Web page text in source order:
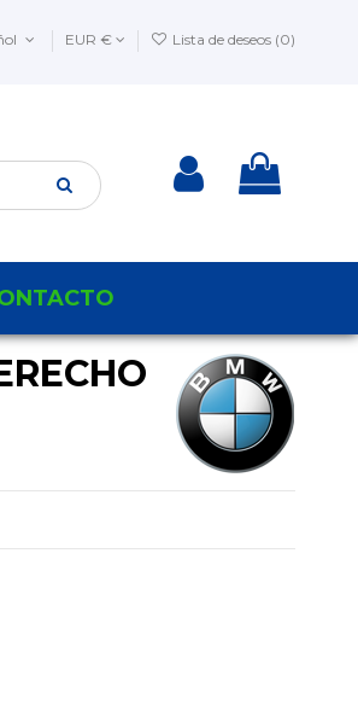
EUR € Lista de deseos (0)